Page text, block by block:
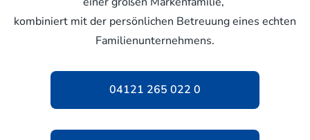
kombiniert mit der persönlichen Betreuung eines echten
Familienunternehmens.
04121 265 022 0